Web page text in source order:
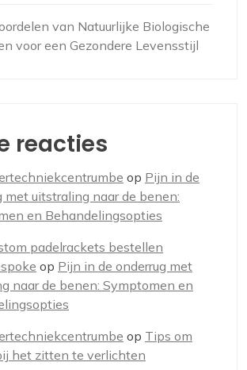
van Natuurlijke Biologische
voor een Gezondere Levensstijl
reacties
op Pijn in de
met uitstraling naar de benen:
en Behandelingsopties
padelrackets bestellen
op Pijn in de onderrug met
naar de benen: Symptomen en
op Tips om
het zitten te verlichten